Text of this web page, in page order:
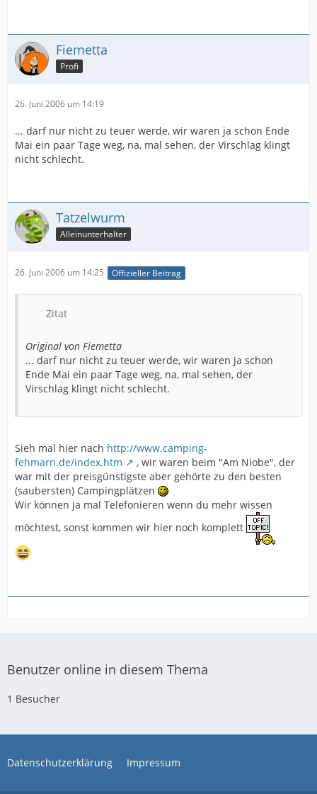
Fiemetta
Profi
26. Juni 2006 um 14:19
... darf nur nicht zu teuer werde, wir waren ja schon Ende
Mai ein paar Tage weg, na, mal sehen, der Virschlag klingt
nicht schlecht.
Tatzelwurm
Alleinunterhalter
26. Juni 2006 um 14:25 Offizieller Beitrag
Zitat
Original von Fiemetta
... darf nur nicht zu teuer werde, wir waren ja schon
Ende Mai ein paar Tage weg, na, mal sehen, der
Virschlag klingt nicht schlecht.
Sieh mal hier nach http://www.camping-
fehmarn.de/index.htm
, wir waren beim "Am Niobe", der
war mit der preisgünstigste aber gehörte zu den besten
(saubersten) Campingplätzen
Wir können ja mal Telefonieren wenn du mehr wissen
möchtest, sonst kommen wir hier noch komplett
Benutzer online in diesem Thema
1 Besucher
Datenschutzerklärung Impressum